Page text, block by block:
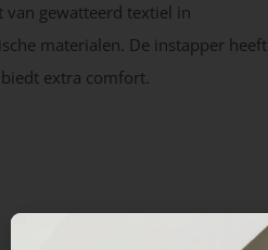
van gewatteerd textiel in
materialen. De instapper heeft
extra comfort.